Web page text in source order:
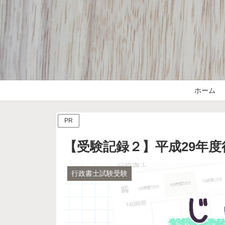
ホーム
PR
【受験記録２】平成29年
行政書士試験受験